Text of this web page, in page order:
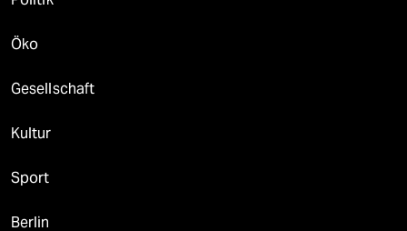
Öko
Gesellschaft
Kultur
Sport
Berlin